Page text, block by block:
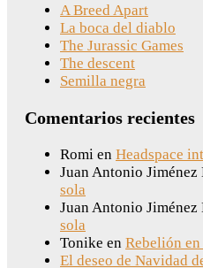
A Breed Apart
La boca del diablo
The Jurassic Games
The descent
Semilla negra
Comentarios recientes
Romi en Headspace
Juan Antonio Jiménez
sola
Juan Antonio Jiménez
sola
Tonike en Rebelión
El deseo de Navidad